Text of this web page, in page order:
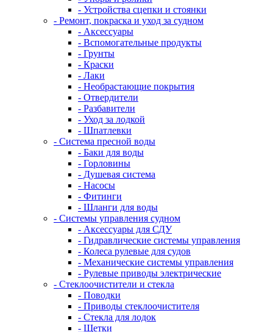
- Устройства сцепки и стоянки
- Ремонт, покраска и уход за судном
- Аксессуары
- Вспомогательные продукты
- Грунты
- Краски
- Лаки
- Необрастающие покрытия
- Отвердители
- Разбавители
- Уход за лодкой
- Шпатлевки
- Система пресной воды
- Баки для воды
- Горловины
- Душевая система
- Насосы
- Фитинги
- Шланги для воды
- Системы управления судном
- Аксессуары для СДУ
- Гидравлические системы управления
- Колеса рулевые для судов
- Механические системы управления
- Рулевые приводы электрические
- Стеклоочистители и стекла
- Поводки
- Приводы стеклоочистителя
- Стекла для лодок
- Щетки